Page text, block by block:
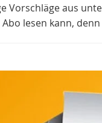
aus
lesen kann,